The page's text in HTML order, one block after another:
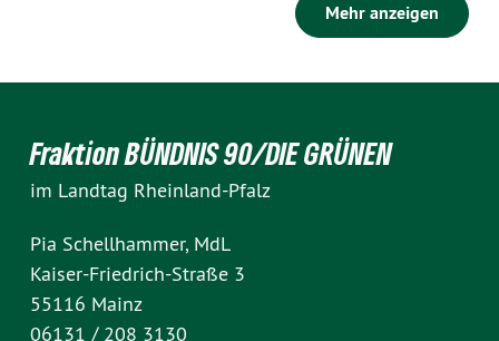
Mehr anzeigen
Fraktion BÜNDNIS 90/DIE GRÜNEN
im Landtag Rheinland-Pfalz
Pia Schellhammer, MdL
Kaiser-Friedrich-Straße 3
55116 Mainz
06131 / 208 3130